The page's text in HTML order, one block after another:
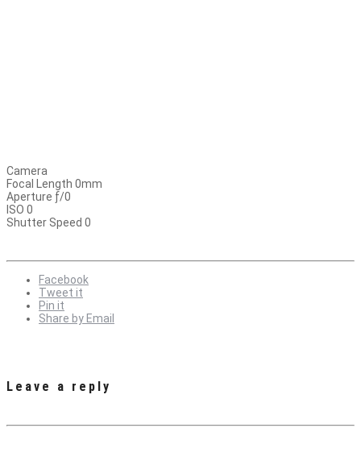
Camera
Focal Length 0mm
Aperture ƒ/0
ISO 0
Shutter Speed 0
Facebook
Tweet it
Pin it
Share by Email
Leave a reply